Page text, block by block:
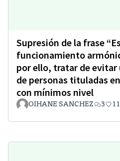
Supresión de la frase
funcionamiento
por ello, tratar de evitar
de personas tituladas
con mínimos nivel
OIHANE SANCHEZ 3 11